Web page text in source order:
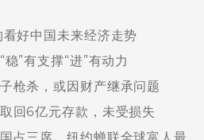
好中国未来经济走势
”有支撑“进”有动力
枪杀，或因财产继承问题
回6亿元存款，未受损失